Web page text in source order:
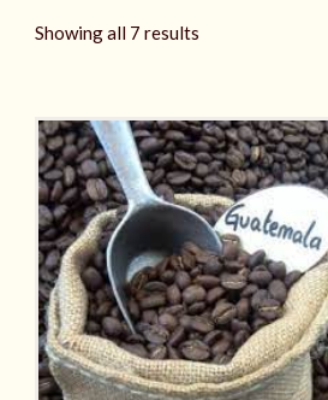
Showing all 7 results